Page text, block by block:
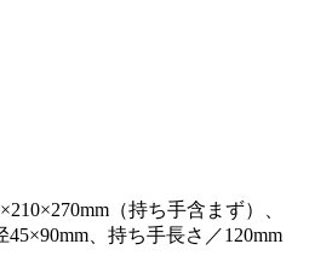
（持ち手含まず）、
45×90mm、持ち手長さ／120mm